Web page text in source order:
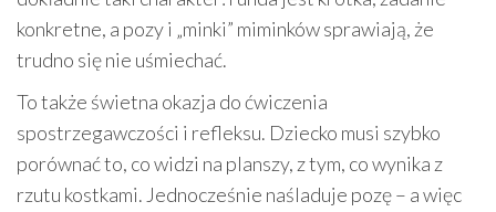
konkretne, a pozy i „minki” miminków sprawiają, że
trudno się nie uśmiechać.
To także świetna okazja do ćwiczenia
spostrzegawczości i refleksu. Dziecko musi szybko
porównać to, co widzi na planszy, z tym, co wynika z
rzutu kostkami. Jednocześnie naśladuje pozę – a więc